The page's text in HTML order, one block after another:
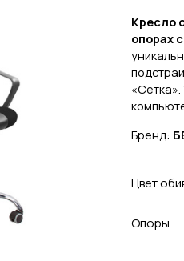
Кресло
опорах
Бренд:
Цвет
Опоры